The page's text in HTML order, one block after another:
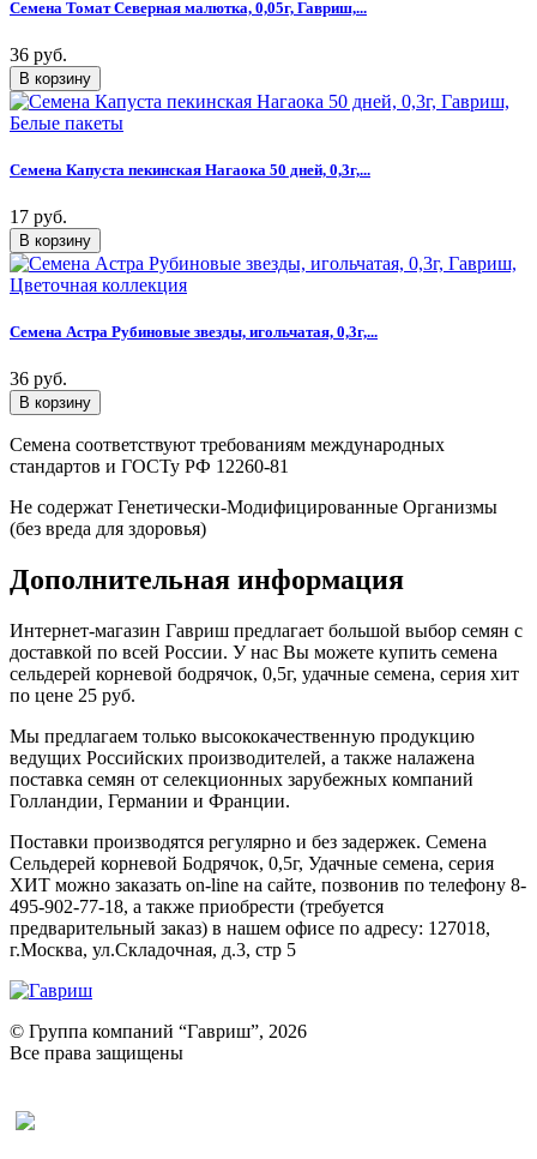
Семена Томат Северная малютка, 0,05г, Гавриш,...
36 руб.
Семена Капуста пекинская Нагаока 50 дней, 0,3г,...
17 руб.
Семена Астра Рубиновые звезды, игольчатая, 0,3г,...
36 руб.
Семена соответствуют требованиям международных
стандартов и ГОСТу РФ 12260-81
Не содержат Генетически-Модифицированные Организмы
(без вреда для здоровья)
Дополнительная информация
Интернет-магазин Гавриш предлагает большой выбор семян с
доставкой по всей России. У нас Вы можете купить семена
сельдерей корневой бодрячок, 0,5г, удачные семена, серия хит
по цене 25 руб.
Мы предлагаем только высококачественную продукцию
ведущих Российских производителей, а также налажена
поставка семян от селекционных зарубежных компаний
Голландии, Германии и Франции.
Поставки производятся регулярно и без задержек. Семена
Сельдерей корневой Бодрячок, 0,5г, Удачные семена, серия
ХИТ можно заказать on-line на сайте, позвонив по телефону 8-
495-902-77-18, а также приобрести (требуется
предварительный заказ) в нашем офисе по адресу: 127018,
г.Москва, ул.Складочная, д.3, стр 5
© Группа компаний “Гавриш”, 2026
Все права защищены